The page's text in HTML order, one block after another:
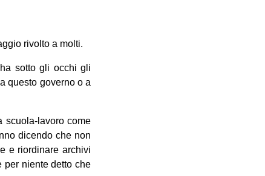
rivolto a molti.
sotto gli occhi gli
questo governo o a
scuola-lavoro come
dicendo che non
e riordinare archivi
per niente detto che